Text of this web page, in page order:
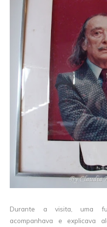
Durante a visita, uma
acompanhava e explicava